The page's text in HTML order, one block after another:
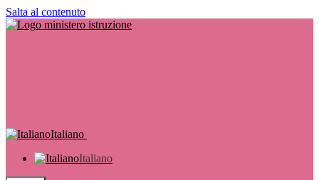
Salta al contenuto
Italiano
Italiano